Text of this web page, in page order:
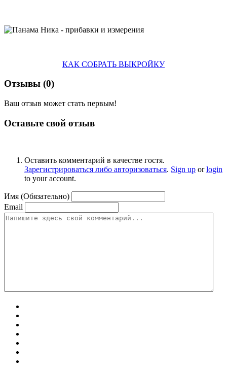
КАК СОБРАТЬ ВЫКРОЙКУ
Отзывы (0)
Ваш отзыв может стать первым!
Оставьте свой отзыв
Оставить комментарий в качестве гостя.
Зарегистрироваться либо авторизоваться. Sign up orlogin
to your account.
Имя (Обязательно)
Email